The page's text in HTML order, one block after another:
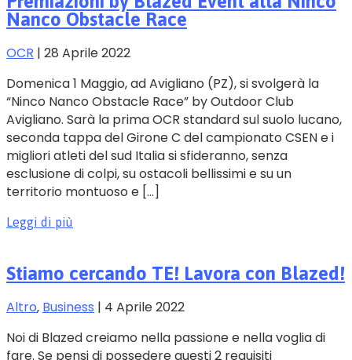
Nanco Obstacle Race
OCR | 28 Aprile 2022
Domenica 1 Maggio, ad Avigliano (PZ), si svolgerà la
“Ninco Nanco Obstacle Race” by Outdoor Club
Avigliano. Sarà la prima OCR standard sul suolo lucano,
seconda tappa del Girone C del campionato CSEN e i
migliori atleti del sud Italia si sfideranno, senza
esclusione di colpi, su ostacoli bellissimi e su un
territorio montuoso e […]
Leggi di più
Stiamo cercando TE! Lavora con Blazed!
Altro‚ Business | 4 Aprile 2022
Noi di Blazed creiamo nella passione e nella voglia di
fare. Se pensi di possedere questi 2 requisiti